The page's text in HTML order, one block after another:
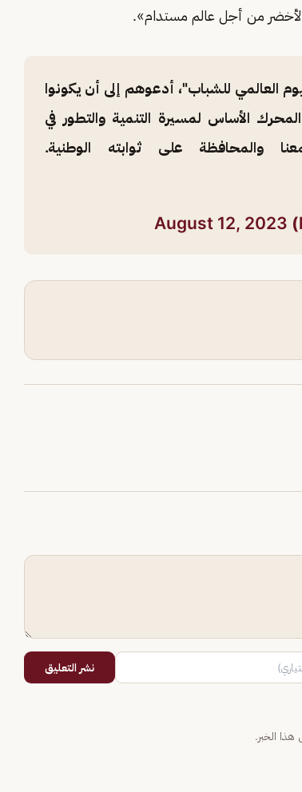
العالمي للشباب"، أدعوهم إلى أن يكونوا
الأساس لمسيرة التنمية والتطور في
والمحافظة على ثوابته الوطنية.
August 12, 2023
نشر التعليق
الخبر.